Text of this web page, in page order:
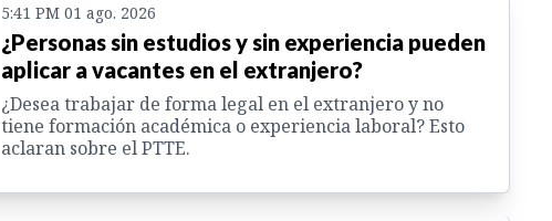
5:41 PM 01 ago. 2026
¿Personas sin estudios y sin experiencia pueden
aplicar a vacantes en el extranjero?
¿Desea trabajar de forma legal en el extranjero y no
tiene formación académica o experiencia laboral? Esto
aclaran sobre el PTTE.